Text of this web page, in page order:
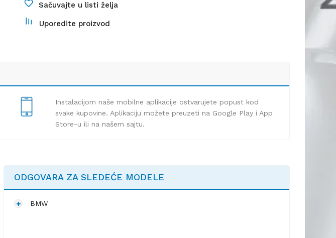
Sačuvajte u listi želja
Uporedite proizvod
Instalacijom naše mobilne aplikacije ostvarujete popust kod
svake kupovine. Aplikaciju možete preuzeti na Google Play i App
Store-u ili na našem sajtu.
ODGOVARA ZA SLEDEĆE MODELE
BMW